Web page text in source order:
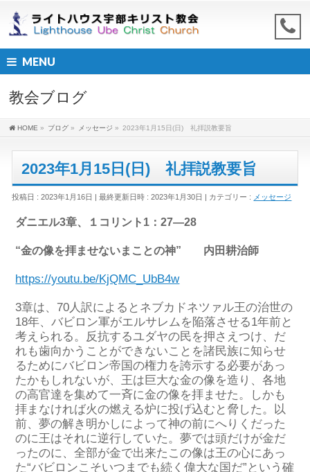
MENU
教会ブログ
HOME » ブログ » メッセージ » 2023年1月15日(日) 礼拝説教要旨
2023年1月15日(日) 礼拝説教要旨
投稿日 : 2023年1月16日 最終更新日時 : 2023年1月30日 カテゴリー : メッセージ
ダニエル3章、１コリント1：27―28
“金の像を拝ませないまことの神” 内田耕治師
https://youtu.be/KjQMC_UbB4w
3章は、70人訳によるとネブカドネツァル王の治世の
18年、バビロン軍がエルサレムを陥落させる1年前と
考えられる。反抗するユダヤの民を押さえつけ、だ
れも歯向かうことができないことを諸民族に知らせ
るためにバビロン帝国の権力を誇示する必要があっ
たかもしれないが、王は巨大な金の像を造り、各地
の高官達を集めて一斉に金の像を拝ませた。しかも
拝まなければ火の燃える炉に投げ込むと脅した。以
前、夢の解き明かしによって神の前にへりくだった
のに王はそれに逆行していた。夢では頭だけが金だ
ったのに、全部が金で出来たこの像は王の心にあっ
た“バビロンこそいつまでも続く偉大な国だ”という確